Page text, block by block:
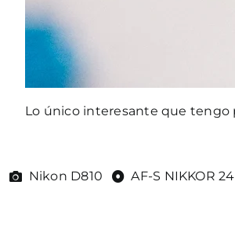
Lo único interesante que tengo
Nikon D810 AF-S NIKKOR